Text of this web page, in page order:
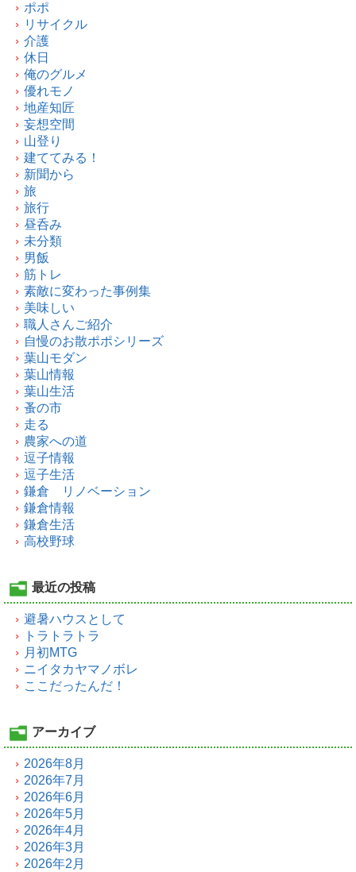
ポポ
リサイクル
介護
休日
俺のグルメ
優れモノ
地産知匠
妄想空間
山登り
建ててみる！
新聞から
旅
旅行
昼呑み
未分類
男飯
筋トレ
素敵に変わった事例集
美味しい
職人さんご紹介
自慢のお散ポポシリーズ
葉山モダン
葉山情報
葉山生活
蚤の市
走る
農家への道
逗子情報
逗子生活
鎌倉 リノベーション
鎌倉情報
鎌倉生活
高校野球
最近の投稿
避暑ハウスとして
トラトラトラ
月初MTG
ニイタカヤマノボレ
ここだったんだ！
アーカイブ
2026年8月
2026年7月
2026年6月
2026年5月
2026年4月
2026年3月
2026年2月